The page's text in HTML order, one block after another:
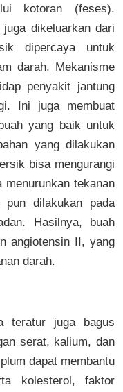
kotoran (feses).
dikeluarkan dari
dipercaya untuk
darah. Mekanisme
penyakit jantung
Ini juga membuat
yang baik untuk
yang dilakukan
bisa mengurangi
tekanan
pun dilakukan pada
Hasilnya, buah
angiotensin II, yang
darah.
teratur juga bagus
serat, kalium, dan
dapat membantu
kolesterol, faktor